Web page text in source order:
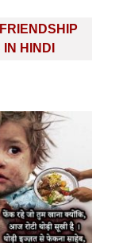
FRIENDSHIP
HINDI